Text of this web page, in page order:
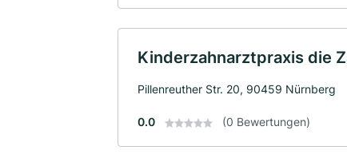
Kinderzahnarztpraxis die
Pillenreuther Str. 20, 90459 Nürnberg
0.0 (0 Bewertungen)